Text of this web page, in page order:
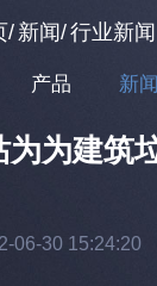
/ 新闻/行业新闻
产品 新闻
为为建筑
06-30 15:24:20